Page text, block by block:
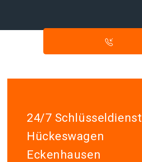
24/7 Schlüsseldienst
Hückeswagen
Eckenhausen